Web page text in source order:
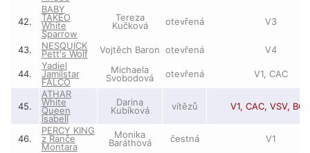
42.
BABY
TAKEO
White
Sparrow
Tereza
Kučková otevřená V3
43. NESQUICK
Pett's Wolf Vojtěch Baron otevřená V4
44.
Yadiel
Jamilstar
FALCO
Michaela
Svobodová otevřená V1, CAC
45.
ATHAR
White
Queen
Isabell
Darina
Kubíková vítězů V1, CAC, VSV, BOB
46.
PERCY KING
z Ranče
Montara
Monika
Baráthová čestná V1